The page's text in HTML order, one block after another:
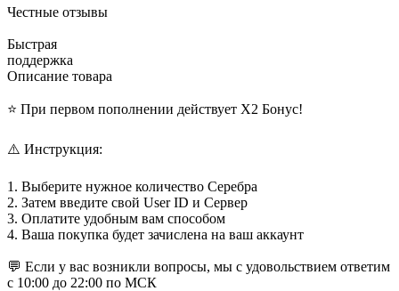
Честные отзывы
Быстрая
поддержка
Описание товара
⭐ При первом пополнении действует Х2 Бонус!
⚠️ Инструкция:
1. Выберите нужное количество Серебра
2. Затем введите свой User ID и Сервер
3. Оплатите удобным вам способом
4. Ваша покупка будет зачислена на ваш аккаунт
💬 Если у вас возникли вопросы, мы с удовольствием ответим
с 10:00 до 22:00 по МСК